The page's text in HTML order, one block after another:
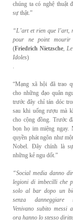
chúng ta có nghệ thuật
sự thật.”
“L’art et rien que l’art,
pour ne point mourir
(Friedrich Nietzsche,
Idoles)
.
“Mạng xã hội đã trao
cho những đạo quân
trước đây chỉ tán dóc
sau khi uống rượu mà
cho cộng đồng. Trước
bọn họ im miệng ngay.
quyền phát ngôn như
Nobel. Đây chính là
những kẻ ngu dốt.”
“Social media danno
legioni di imbecilli che
solo albar dopo un
senza danneggiare
Venivano subito messi a
ora hanno lo stesso